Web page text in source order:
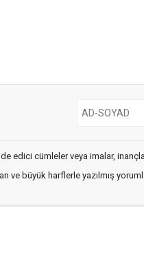
edici cümleler veya imalar,
ve büyük harflerle yazılmış